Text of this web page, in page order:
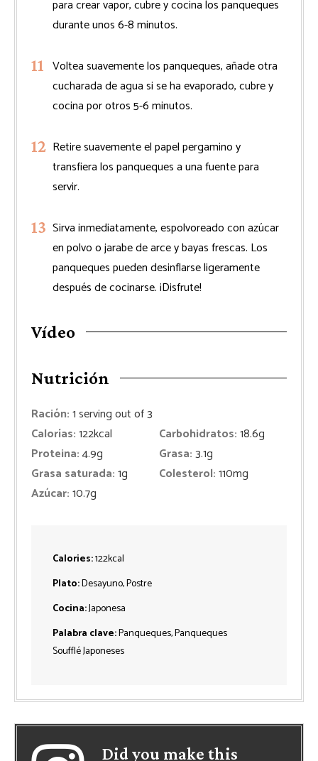
para crear vapor, cubre y cocina los panqueques
durante unos 6-8 minutos.
Voltea suavemente los panqueques, añade otra
cucharada de agua si se ha evaporado, cubre y
cocina por otros 5-6 minutos.
Retire suavemente el papel pergamino y
transfiera los panqueques a una fuente para
servir.
Sirva inmediatamente, espolvoreado con azúcar
en polvo o jarabe de arce y bayas frescas. Los
panqueques pueden desinflarse ligeramente
después de cocinarse. ¡Disfrute!
Vídeo
Nutrición
Ración:1serving out of 3
Calorías:122kcal Carbohidratos:18.6g
Proteina:4.9g Grasa:3.1g
Grasa saturada:1g Colesterol:110mg
Azúcar:10.7g
Calories:122kcal
Plato:Desayuno, Postre
Cocina:Japonesa
Palabra clave:Panqueques, Panqueques
Soufflé Japoneses
Did you make this